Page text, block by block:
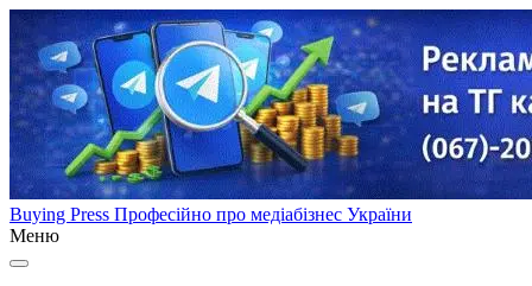
Buying Press Професійно про медіабізнес України
Меню